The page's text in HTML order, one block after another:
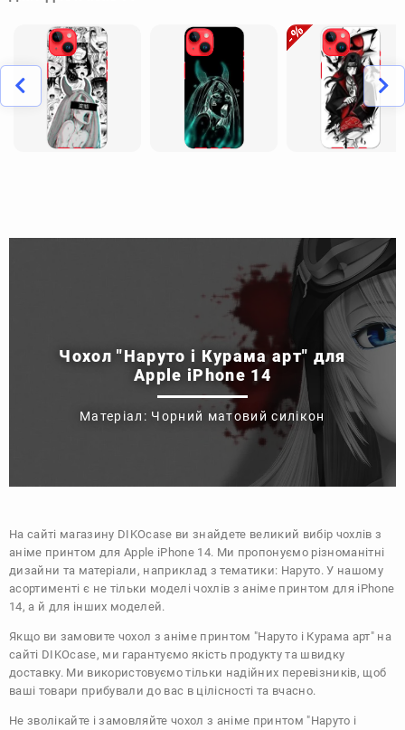
Чохол "Наруто і Курама арт" для
Apple iPhone 14
Матеріал: Чорний матовий силікон
На сайті магазину DIKOcase ви знайдете великий вибір чохлів з
аніме принтом для Apple iPhone 14. Ми пропонуємо різноманітні
дизайни та матеріали, наприклад з тематики: Наруто. У нашому
асортименті є не тільки моделі чохлів з аніме принтом для iPhone
14, а й для інших моделей.
Якщо ви замовите чохол з аніме принтом "Наруто і Курама арт" на
сайті DIKOcase, ми гарантуємо якість продукту та швидку
доставку. Ми використовуємо тільки надійних перевізників, щоб
ваші товари прибували до вас в цілісності та вчасно.
Не зволікайте і замовляйте чохол з аніме принтом "Наруто і